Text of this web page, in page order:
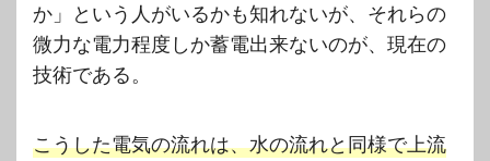
か」という人がいるかも知れないが、それらの
微力な電力程度しか蓄電出来ないのが、現在の
技術である。
こうした電気の流れは、水の流れと同様で上流